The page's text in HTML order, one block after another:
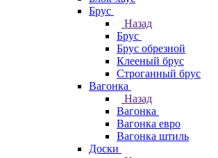
Брус
Назад
Брус
Брус обрезной
Клееный брус
Строганный брус
Вагонка
Назад
Вагонка
Вагонка евро
Вагонка штиль
Доски